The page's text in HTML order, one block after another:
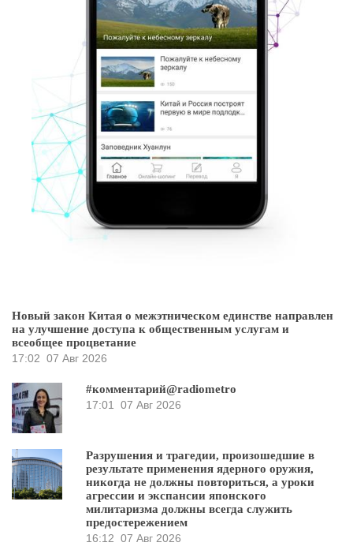
Новый закон Китая о межэтническом единстве направлен
на улучшение доступа к общественным услугам и
всеобщее процветание
17:02 07 Авг 2026
#комментарий@radiometro
17:01
07 Авг 2026
Разрушения и трагедии, произошедшие в
результате применения ядерного оружия,
никогда не должны повториться, а уроки
агрессии и экспансии японского
милитаризма должны всегда служить
предостережением
16:12 07 Авг 2026